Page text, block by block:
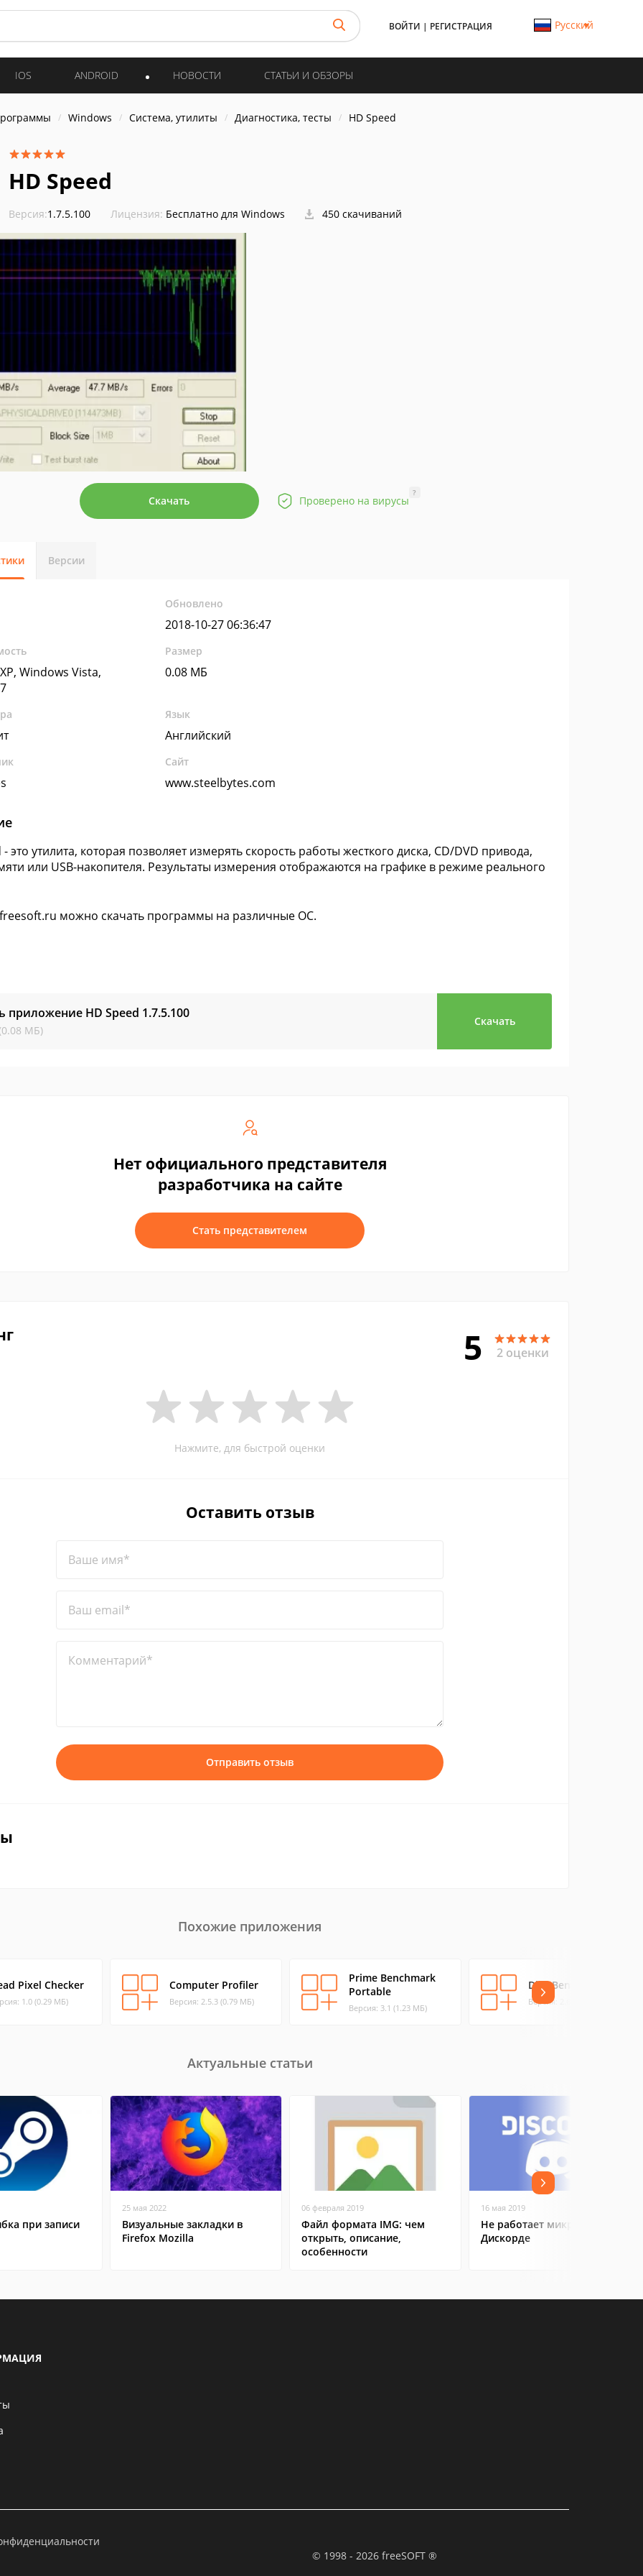
ВОЙТИ | РЕГИСТРАЦИЯ Русский
IOS ANDROID НОВОСТИ СТАТЬИ И ОБЗОРЫ
Windows Система, утилиты Диагностика, тесты HD Speed
HD Speed
Версия:1.7.5.100 Лицензия: Бесплатно для Windows 450 скачиваний
Скачать Проверено на вирусы
?
Версии
Обновлено
2018-10-27 06:36:47
Windows Vista,
Размер
0.08 МБ
Язык
Английский
Сайт
www.steelbytes.com
- это утилита, которая позволяет измерять скорость работы жесткого диска, CD/DVD привода,
или USB-накопителя. Результаты измерения отображаются на графике в режиме реального
можно скачать программы на различные ОС.
приложение HD Speed 1.7.5.100
МБ)
Скачать
Нет официального представителя
разработчика на сайте
Стать представителем
5 2 оценки
Нажмите, для быстрой оценки
Оставить отзыв
Ваше имя*
Ваш email*
Комментарий*
Отправить отзыв
Похожие приложения
Pixel Checker
1.0 (0.29 МБ)
Computer Profiler
Версия: 2.5.3 (0.79 МБ)
Prime Benchmark
Portable
Версия: 3.1 (1.23 МБ)
Disk Bench
Версия: 2.6.2 (0.15 МБ)
Актуальные статьи
при записи
25 мая 2022
Визуальные закладки в
Firefox Mozilla
06 февраля 2019
Файл формата IMG: чем
открыть, описание,
особенности
16 мая 2019
Не работает микрофон в
Дискорде
© 1998 - 2026 freeSOFT ®